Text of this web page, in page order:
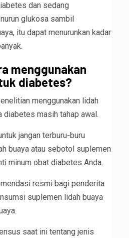
dan sedang
glukosa sambil
itu dapat menurunkan kadar
menggunakan
diabetes?
menggunakan lidah
diabetes masih tahap awal.
jangan terburu-buru
buaya atau sebotol suplemen
minum obat diabetes Anda.
resmi bagi penderita
suplemen lidah buaya
saat ini tentang jenis